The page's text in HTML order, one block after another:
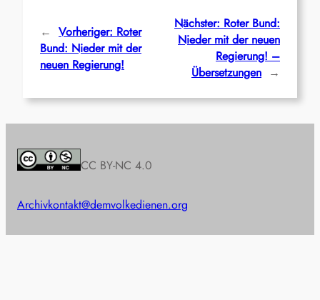
← Vorheriger: Roter
Bund: Nieder mit der
neuen Regierung!
Nächster: Roter Bund:
Nieder mit der neuen
Regierung! –
Übersetzungen →
CC BY-NC 4.0
Archivkontakt@demvolkedienen.org